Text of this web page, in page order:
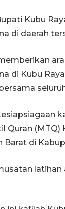
Kubu
di daerah
di Kubu
Quran
Barat di
latihan